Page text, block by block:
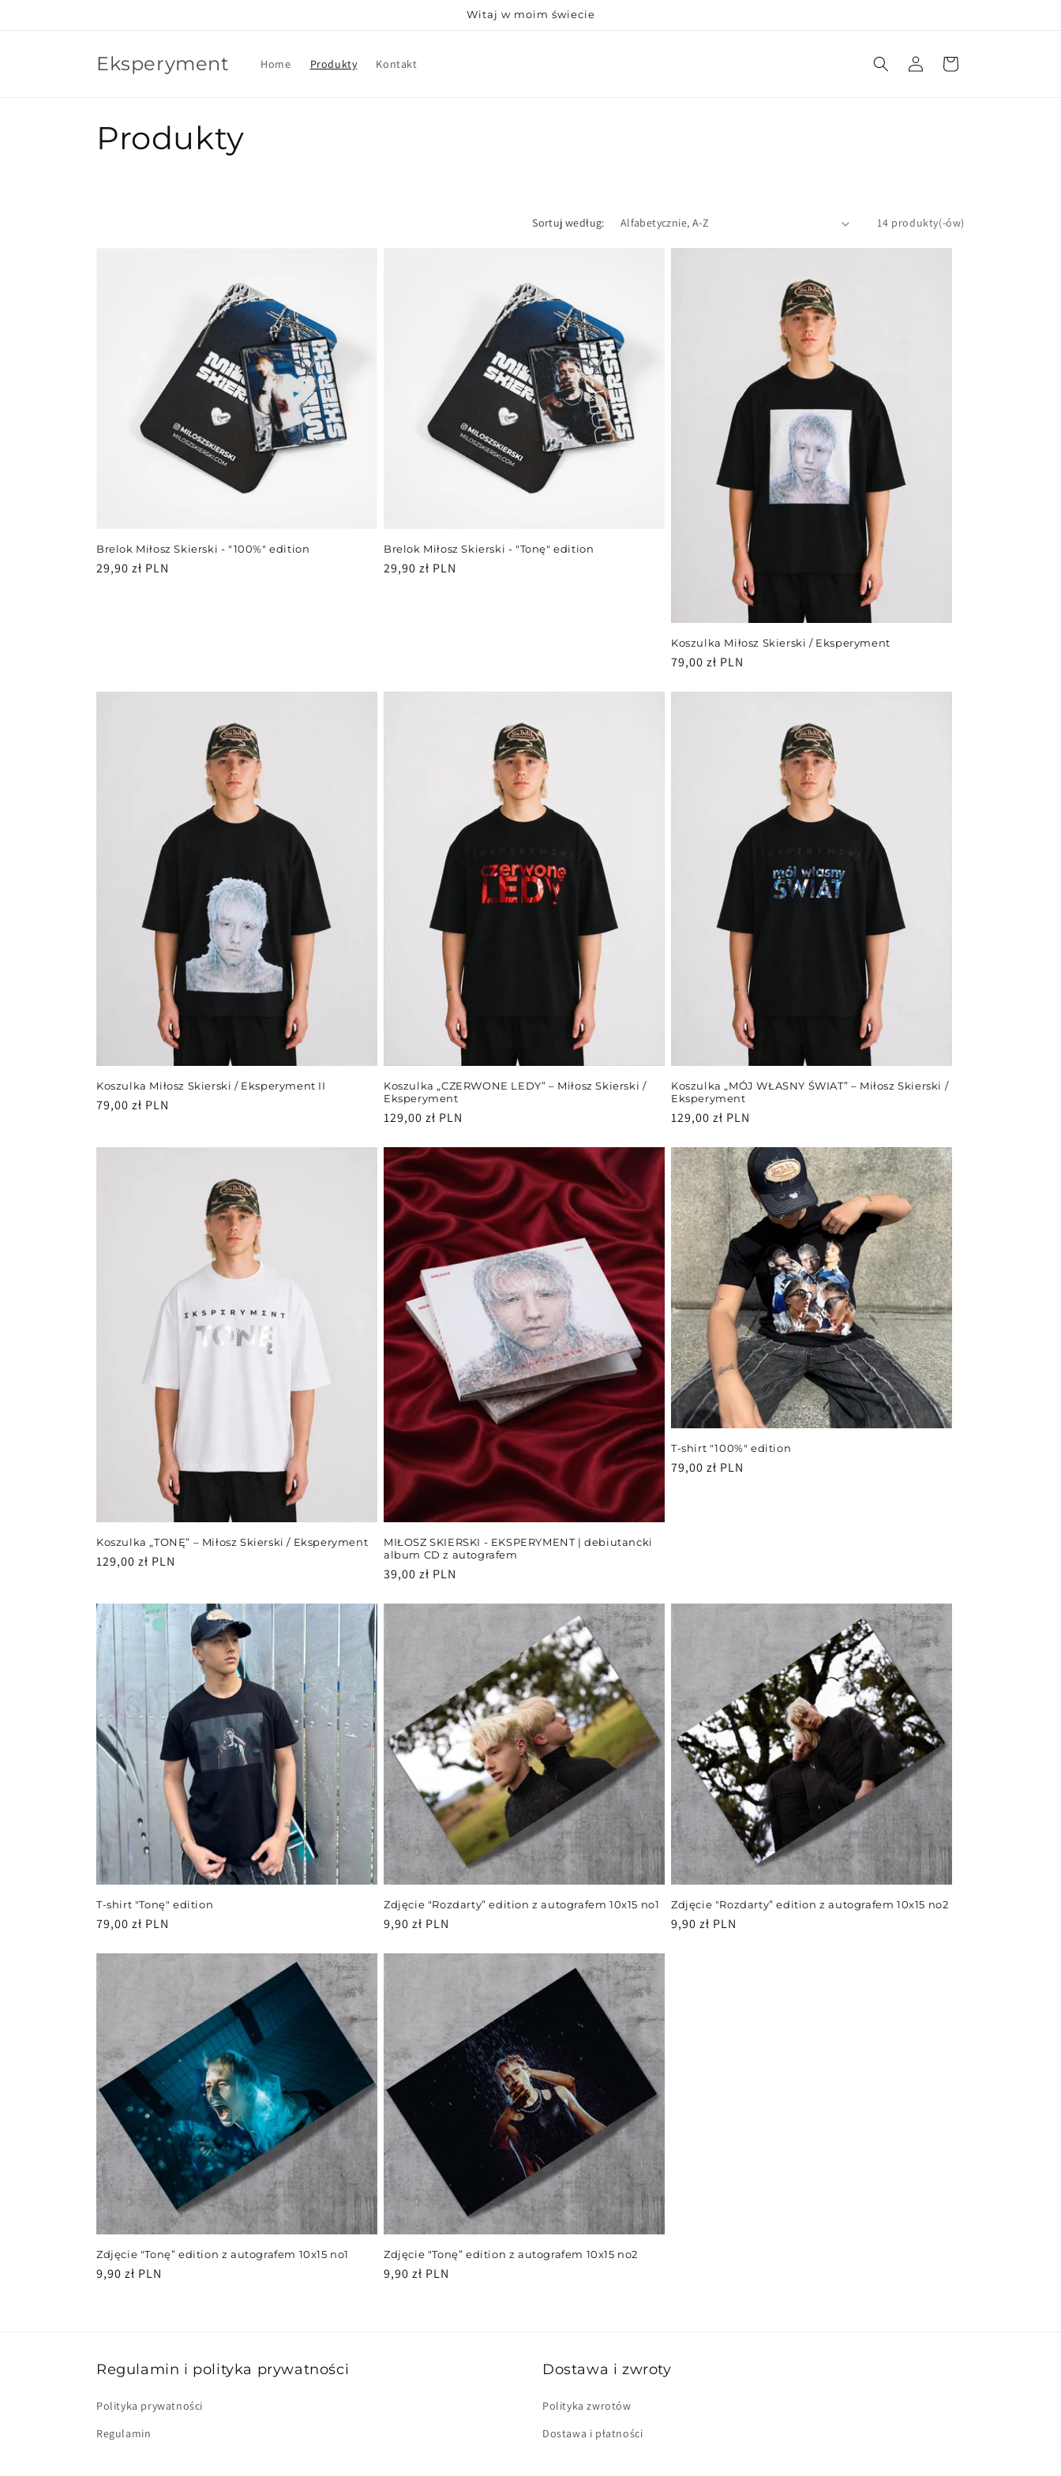
Witaj w moim świecie
Eksperyment Home Produkty Kontakt
Zaloguj
się
Koszyk
K
Produkty
Sortuj według: 14 produkty(-ów)
Brelok Miłosz Skierski - "100%" edition
Cena
29,90 zł PLN
Brelok Miłosz Skierski - "Tonę" edition
Cena
29,90 zł PLN
Koszulka Miłosz Skierski / Eksperyment
Cena
79,00 zł PLN
Koszulka Miłosz Skierski / Eksperyment II
Cena
79,00 zł PLN
Koszulka „CZERWONE LEDY” – Miłosz Skierski /
Eksperyment
Cena
129,00 zł PLN
Koszulka „MÓJ WŁASNY ŚWIAT” – Miłosz Skierski /
Eksperyment
Cena
129,00 zł PLN
Koszulka „TONĘ” – Miłosz Skierski / Eksperyment
Cena
129,00 zł PLN
MIŁOSZ SKIERSKI - EKSPERYMENT | debiutancki
album CD z autografem
Cena
39,00 zł PLN
T-shirt "100%" edition
Cena
79,00 zł PLN
T-shirt "Tonę" edition
Cena
79,00 zł PLN
Zdjęcie "Rozdarty” edition z autografem 10x15 no1
Cena
9,90 zł PLN
Zdjęcie "Rozdarty” edition z autografem 10x15 no2
Cena
9,90 zł PLN
Zdjęcie "Tonę” edition z autografem 10x15 no1
Cena
9,90 zł PLN
Zdjęcie "Tonę” edition z autografem 10x15 no2
Cena
9,90 zł PLN
Regulamin i polityka prywatności
Polityka prywatności
Regulamin
Dostawa i zwroty
Polityka zwrotów
Dostawa i płatności